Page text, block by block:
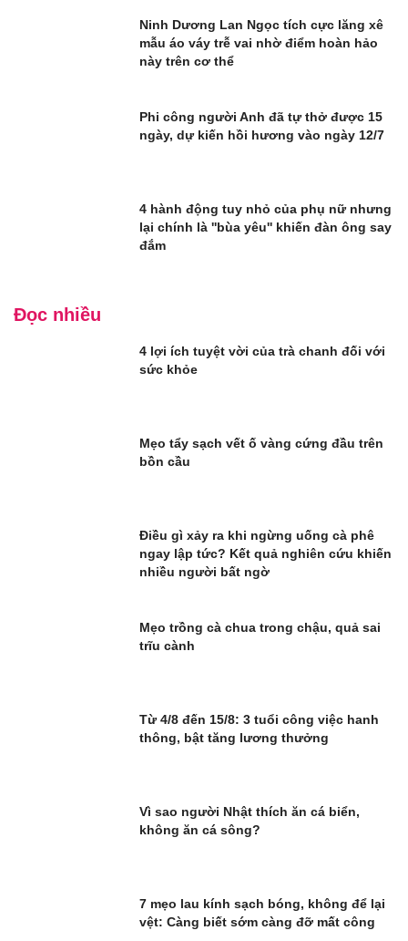
Ninh Dương Lan Ngọc tích cực lăng xê
mẫu áo váy trễ vai nhờ điểm hoàn hảo
này trên cơ thể
Phi công người Anh đã tự thở được 15
ngày, dự kiến hồi hương vào ngày 12/7
4 hành động tuy nhỏ của phụ nữ nhưng
lại chính là ''bùa yêu'' khiến đàn ông say
đắm
Đọc nhiều
4 lợi ích tuyệt vời của trà chanh đối với
sức khỏe
Mẹo tẩy sạch vết ố vàng cứng đầu trên
bồn cầu
Điều gì xảy ra khi ngừng uống cà phê
ngay lập tức? Kết quả nghiên cứu khiến
nhiều người bất ngờ
Mẹo trồng cà chua trong chậu, quả sai
trĩu cành
Từ 4/8 đến 15/8: 3 tuổi công việc hanh
thông, bật tăng lương thưởng
Vì sao người Nhật thích ăn cá biển,
không ăn cá sông?
7 mẹo lau kính sạch bóng, không để lại
vệt: Càng biết sớm càng đỡ mất công